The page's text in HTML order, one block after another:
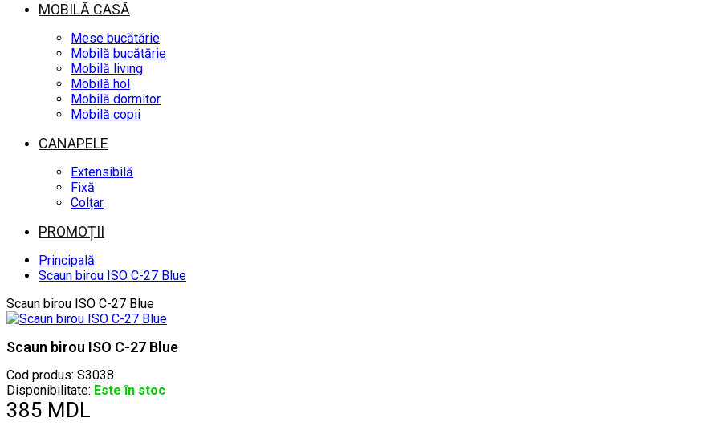
MOBILĂ CASĂ
Mese bucătărie
Mobilă bucătărie
Mobilă living
Mobilă hol
Mobilă dormitor
Mobilă copii
CANAPELE
Extensibilă
Fixă
Colțar
PROMOȚII
Principală
Scaun birou ISO C-27 Blue
Scaun birou ISO C-27 Blue
Scaun birou ISO C-27 Blue
Cod produs: S3038
Disponibilitate: Este în stoc
385 MDL